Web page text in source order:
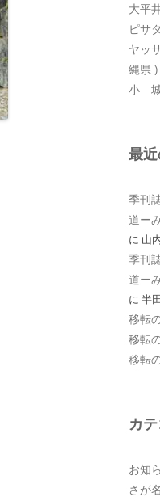
大平
ピサ
ヤッ
縄県 )
小
最
季刊
道ー
に 山
季刊
道ー
に 半
移転
移転
移転
カ
お知
さが